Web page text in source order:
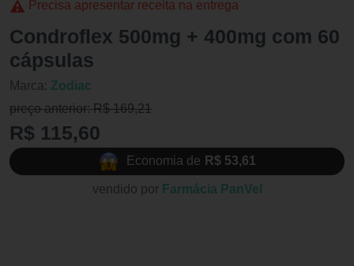
Precisa apresentar receita na entrega
Condroflex 500mg + 400mg com 60
cápsulas
Marca: Zodiac
preço anterior: R$ 169,21
R$ 115,60
Economia de R$ 53,61
vendido por Farmácia PanVel